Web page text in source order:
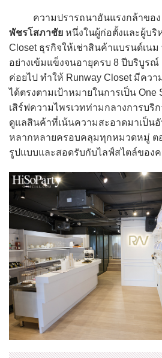
ความปรารถนาอันแรงกล้าของ
พัชรโสภาชัย หนึ่งในผู้ก่อตั้งและผู้บริ
Closet ธุรกิจให้เช่าสินค้าแบรนด์เน
อย่างเข้มแข็งจนอายุครบ 8 ปีบริบูรณ์
ค่อยไป ทำให้ Runway Closet มีคว
ได้ตรงตามเป้าหมายในการเป็น One
เสิร์ฟความไพรเวทท่ามกลางการบริ
ดูแลสินค้าที่เน้นความสะอาดมาเป็น
หลากหลายครอบคลุมทุกหมวดหมู่ ต
รูปแบบและสอดรับกับไลฟ์สไตล์ของค